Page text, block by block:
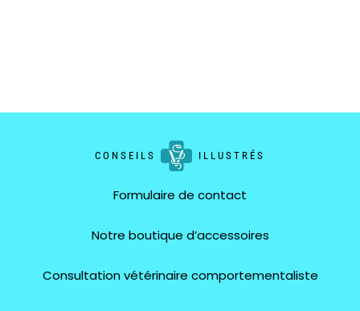
CONSEILS ILLUSTRÉS
Formulaire de contact
Notre boutique d’accessoires
Consultation vétérinaire comportementaliste